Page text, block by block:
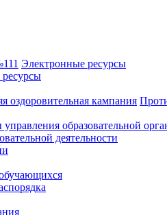
Электронные ресурсы
оздоровительная кампания
образовательной
деятельности